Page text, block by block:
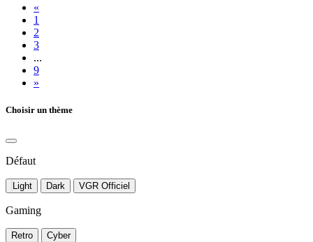
«
1
2
3
...
9
»
Choisir un thème
Défaut
Light Dark VGR Officiel
Gaming
Retro Cyber